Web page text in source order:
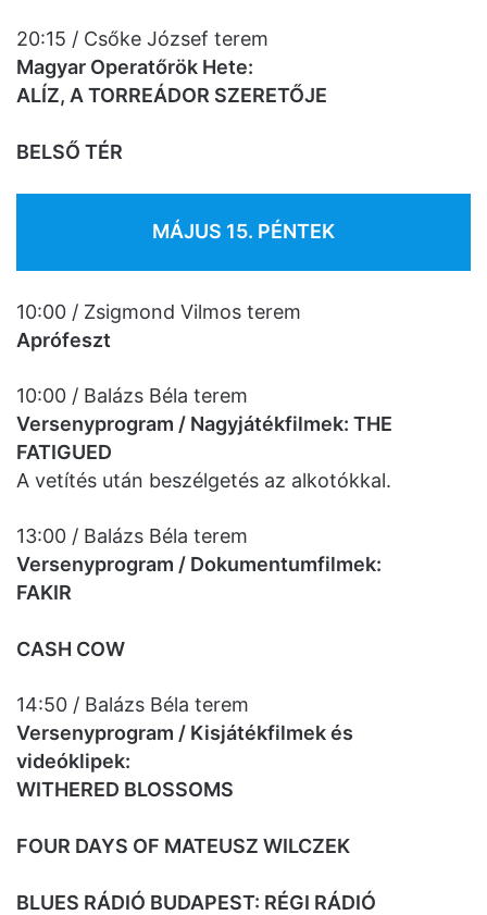
20:15 / Csőke József terem
Magyar Operatőrök Hete:
ALÍZ, A TORREÁDOR SZERETŐJE
BELSŐ TÉR
MÁJUS 15. PÉNTEK
10:00 / Zsigmond Vilmos terem
Aprófeszt
10:00 / Balázs Béla terem
Versenyprogram / Nagyjátékfilmek: THE
FATIGUED
A vetítés után beszélgetés az alkotókkal.
13:00 / Balázs Béla terem
Versenyprogram / Dokumentumfilmek:
FAKIR
CASH COW
14:50 / Balázs Béla terem
Versenyprogram / Kisjátékfilmek és
videóklipek:
WITHERED BLOSSOMS
FOUR DAYS OF MATEUSZ WILCZEK
BLUES RÁDIÓ BUDAPEST: RÉGI RÁDIÓ